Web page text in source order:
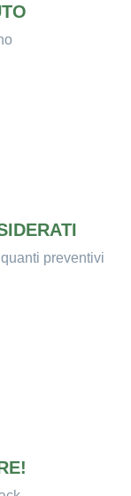
preventivi